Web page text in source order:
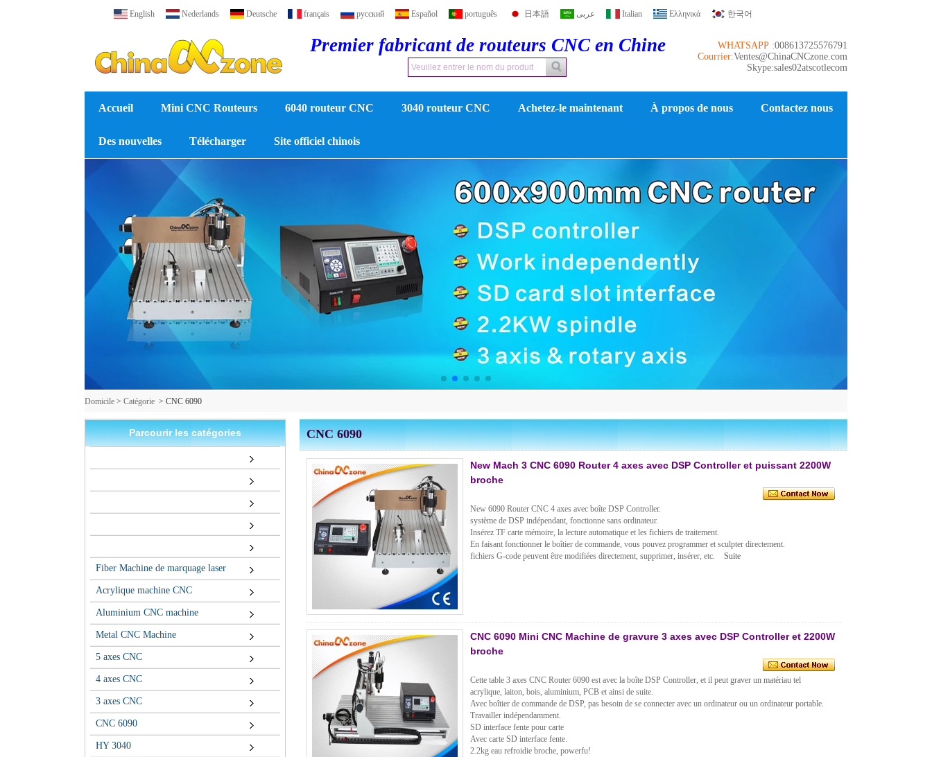
English Nederlands Deutsche français русский Español português 日本語 عربى Italian Ελληνικά 한국어
Premier fabricant de routeurs CNC en Chine 008613725576791
WHATSAPP :
Ventes@ChinaCNCzone.com
Courrier:
Skype:sales02atscotlecom
Accueil Mini CNC Routeurs 6040 routeur CNC 3040 routeur CNC Achetez-le maintenant À propos de nous Contactez nous
Des nouvelles Télécharger Site officiel chinois
Domicile > Catégorie > CNC 6090
Parcourir les catégories
Fiber Machine de marquage laser
Acrylique machine CNC
Aluminium CNC machine
Metal CNC Machine
5 axes CNC
4 axes CNC
3 axes CNC
CNC 6090
HY 3040
CNC 6090
New Mach 3 CNC 6090 Router 4 axes avec DSP Controller et puissant 2200W
broche
New 6090 Router CNC 4 axes avec boîte DSP Controller.
système de DSP indépendant, fonctionne sans ordinateur.
Insérez TF carte mémoire, la lecture automatique et les fichiers de traitement.
En faisant fonctionner le boîtier de commande, vous pouvez programmer et sculpter directement.
fichiers G-code peuvent être modifiées directement, supprimer, insérer, etc.
Suite
CNC 6090 Mini CNC Machine de gravure 3 axes avec DSP Controller et 2200W
broche
Cette table 3 axes CNC Router 6090 est avec la boîte DSP Controller, et il peut graver un matériau tel
acrylique, laiton, bois, aluminium, PCB et ainsi de suite.
Avec boîtier de commande de DSP, pas besoin de se connecter avec un ordinateur ou un ordinateur portable.
Travailler indépendamment.
SD interface fente pour carte
Avec carte SD interface fente.
2.2kg eau refroidie broche, powerfu!